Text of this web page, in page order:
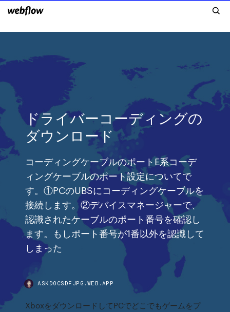
ドライバーコーディングの
ダウンロード
コーディングケーブルのポートE系コーデ
ィングケーブルのポート設定についてで
す。①PCのUBSにコーディングケーブルを
接続します。②デバイスマネージャーで、
認識されたケーブルのポート番号を確認し
ます。もしポート番号が1番以外を認識して
しまった
ASKDOCSDFJPG.WEB.APP
XboxをダウンロードしてPCでどこでもゲームをプ